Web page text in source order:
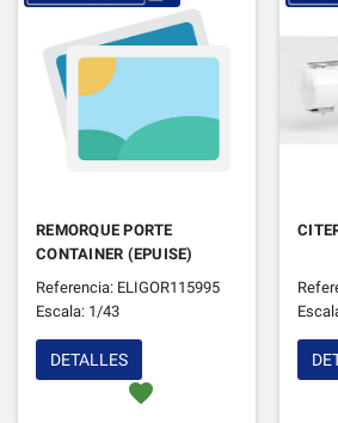
REMORQUE PORTE
CONTAINER (EPUISE)
Referencia: ELIGOR115995
Escala: 1/43
favorite
DETALLES